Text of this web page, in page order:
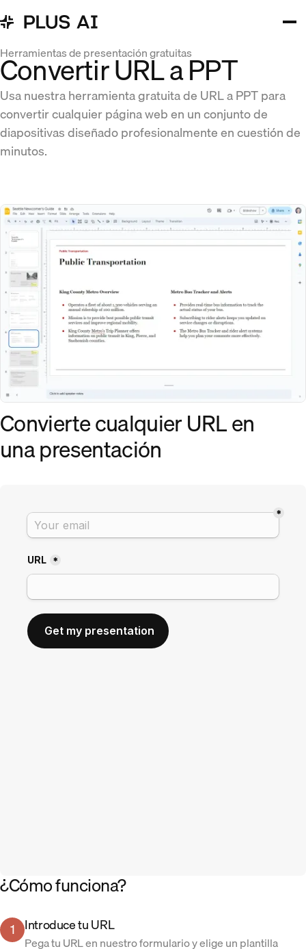
Herramientas de presentación gratuitas
Convertir URL a PPT
Usa nuestra herramienta gratuita de URL a PPT para
convertir cualquier página web en un conjunto de
diapositivas diseñado profesionalmente en cuestión de
minutos.
Convierte cualquier URL en
una presentación
¿Cómo funciona?
1 Introduce tu URL
Pega tu URL en nuestro formulario y elige un plantilla